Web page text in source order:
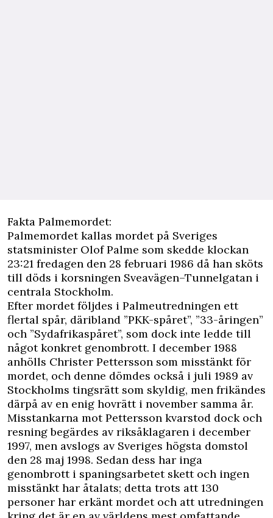
Fakta Palmemordet:
Palmemordet kallas mordet på Sveriges
statsminister Olof Palme som skedde klockan
23:21 fredagen den 28 februari 1986 då han sköts
till döds i korsningen Sveavägen–Tunnelgatan i
centrala Stockholm.
Efter mordet följdes i Palmeutredningen ett
flertal spår, däribland ”PKK-spåret”, ”33-åringen”
och ”Sydafrikaspåret”, som dock inte ledde till
något konkret genombrott. I december 1988
anhölls Christer Pettersson som misstänkt för
mordet, och denne dömdes också i juli 1989 av
Stockholms tingsrätt som skyldig, men frikändes
därpå av en enig hovrätt i november samma år.
Misstankarna mot Pettersson kvarstod dock och
resning begärdes av riksåklagaren i december
1997, men avslogs av Sveriges högsta domstol
den 28 maj 1998. Sedan dess har inga
genombrott i spaningsarbetet skett och ingen
misstänkt har åtalats; detta trots att 130
personer har erkänt mordet och att utredningen